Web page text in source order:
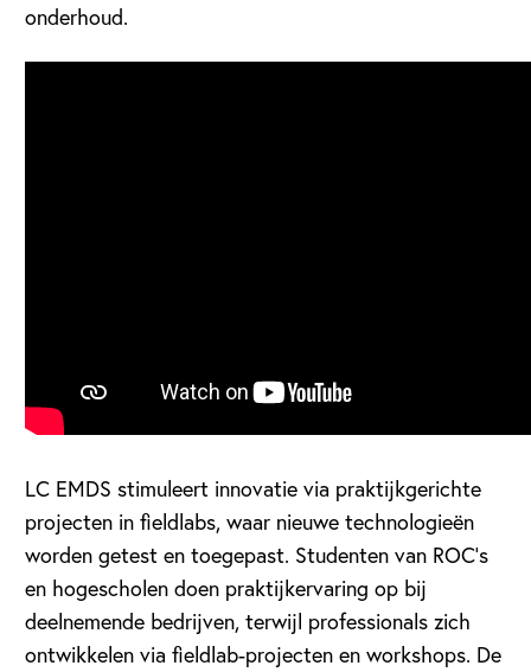
onderhoud.
LC EMDS stimuleert innovatie via praktijkgerichte
projecten in fieldlabs, waar nieuwe technologieën
worden getest en toegepast. Studenten van ROC’s
en hogescholen doen praktijkervaring op bij
deelnemende bedrijven, terwijl professionals zich
ontwikkelen via fieldlab-projecten en workshops. De